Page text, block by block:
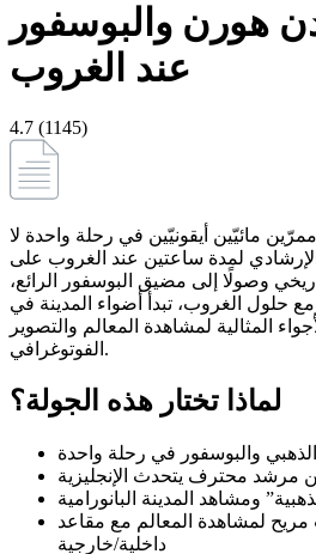
هورن والبوسفور
عند الغروب
4.7 (1145)
مائيّين أيقونيّين في رحلة واحدة لا
لمدة ساعتين عند الغروب على
وصولًا إلى مضيق البوسفور الرائع،
حلول الغروب، تبدأ أضواء المدينة في
المثالية لمشاهدة المعالم والتصوير
الفوتوغرافي.
لماذا تختار هذه الجولة؟
والبوسفور في رحلة واحدة
مرشد محترف يتحدث الإنجليزية
ومشاهد المدينة البانورامية
لمشاهدة المعالم مع مقاعد
داخلية/خارجية